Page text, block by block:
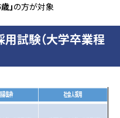
」の方が対象
試験（大学卒業程